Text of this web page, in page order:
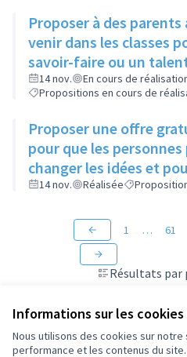
Informations sur les
Nous utilisons des cookies sur
performance et les contenus du
Proposer à des
venir dans les classes
savoir-faire ou un
ouverture d'esprit des
sortes d'art
14 nov.
En cours de
Propositions en cours de
Proposer une offre
pour que les
changer les idées et
l'isolement
14 nov. Réalisée
Résultats par
1 … 61
Conditions d'utilisation